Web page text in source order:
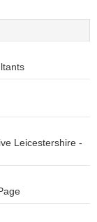
Leicestershire -